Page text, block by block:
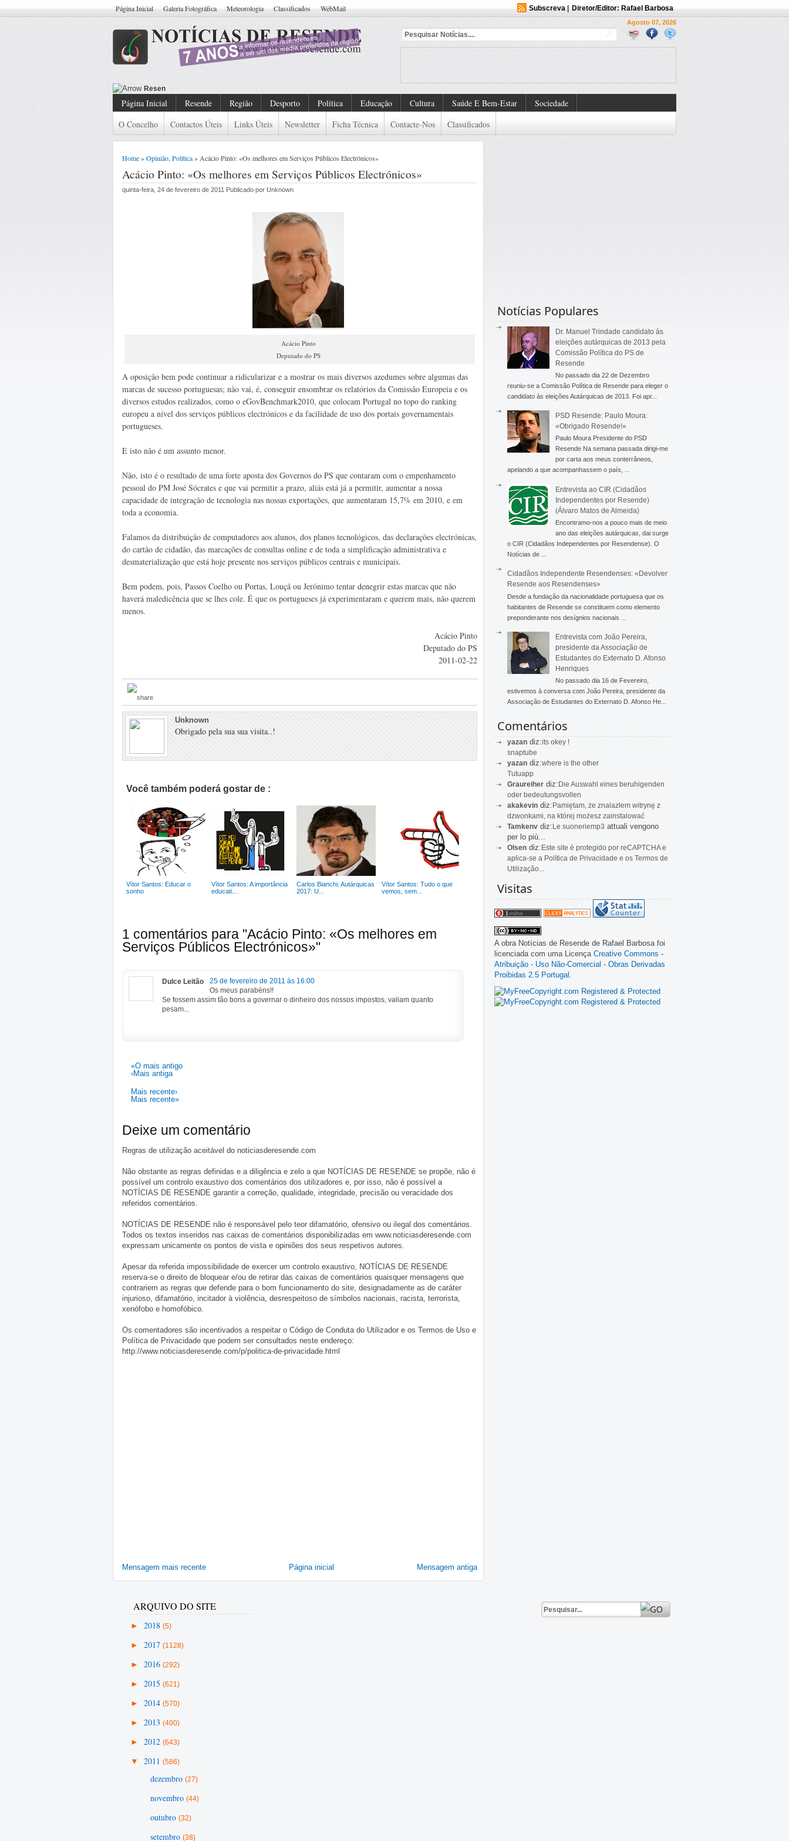
Página Inicial Galeria Fotográfica Meteorologia Classificados WebMail Subscreva| Diretor/Editor: Rafael Barbosa
Agosto 07, 2026
Resende: Detido Cidadão Com Man
Página Inicial Resende Região Desporto Política Educação Cultura Saúde E Bem-Estar
Sociedade
O Concelho
Contactos Úteis Links Úteis Newsletter Ficha Técnica Contacte-Nos Classificados
Home»Opinião Política» Acácio Pinto: «Os melhores em Serviços Públicos Electrónicos»
Acácio Pinto: «Os melhores em Serviços Públicos Electrónicos»
quinta-feira, 24 de fevereiro de 2011 Publicado por Unknown
Acácio Pinto
Deputado do PS
A oposição bem pode continuar a ridicularizar e a mostrar os mais diversos azedumes sobre algumas das
marcas de sucesso portuguesas; não vai, é, conseguir ensombrar os relatórios da Comissão Europeia e os
diversos estudos realizados, como o eGovBenchmark2010, que colocam Portugal no topo do ranking
europeu a nível dos serviços públicos electrónicos e da facilidade de uso dos portais governamentais
portugueses.
E isto não é um assunto menor.
Não, isto é o resultado de uma forte aposta dos Governos do PS que contaram com o empenhamento
pessoal do PM José Sócrates e que vai permitir a prazo, aliás está já a permitir, aumentar a nossa
capacidade de integração de tecnologia nas nossas exportações, que aumentaram 15,7% em 2010, e em
toda a economia.
Falamos da distribuição de computadores aos alunos, dos planos tecnológicos, das declarações electrónicas,
do cartão de cidadão, das marcações de consultas online e de toda a simplificação administrativa e
desmaterialização que está hoje presente nos serviços públicos centrais e municipais.
Bem podem, pois, Passos Coelho ou Portas, Louçã ou Jerónimo tentar denegrir estas marcas que não
haverá maledicência que se lhes cole. É que os portugueses já experimentaram e querem mais, não querem
menos.
Acácio Pinto
Deputado do PS
2011-02-22
Unknown
Obrigado pela sua sua visita..!
Você também poderá gostar de :
Vítor Santos: Educar o
sonho
Vítor Santos: A importância
educati...
Carlos Bianchi: Autárquicas
2017: U...
Vítor Santos: Tudo o que
vemos, sem...
1 comentários para "Acácio Pinto: «Os melhores em
Serviços Públicos Electrónicos»"
Dulce Leitão
25 de fevereiro de 2011 às 16:00
Os meus parabéns!!
Se fossem assim tão bons a governar o dinheiro dos nossos impostos, valiam quanto
pesam...
«O mais antigo
‹Mais antiga
Mais recente›
Mais recente»
Deixe um comentário
Regras de utilização aceitável do noticiasderesende.com
Não obstante as regras definidas e a diligência e zelo a que NOTÍCIAS DE RESENDE se propõe, não é
possível um controlo exaustivo dos comentários dos utilizadores e, por isso, não é possível a
NOTÍCIAS DE RESENDE garantir a correção, qualidade, integridade, precisão ou veracidade dos
referidos comentários.
NOTÍCIAS DE RESENDE não é responsável pelo teor difamatório, ofensivo ou ilegal dos comentários.
Todos os textos inseridos nas caixas de comentários disponibilizadas em www.noticiasderesende.com
expressam unicamente os pontos de vista e opiniões dos seus respetivos autores.
Apesar da referida impossibilidade de exercer um controlo exaustivo, NOTÍCIAS DE RESENDE
reserva-se o direito de bloquear e/ou de retirar das caixas de comentários quaisquer mensagens que
contrariem as regras que defende para o bom funcionamento do site, designadamente as de caráter
injurioso, difamatório, incitador à violência, desrespeitoso de símbolos nacionais, racista, terrorista,
xenófobo e homofóbico.
Os comentadores são incentivados a respeitar o Código de Conduta do Utilizador e os Termos de Uso e
Política de Privacidade que podem ser consultados neste endereço:
http://www.noticiasderesende.com/p/politica-de-privacidade.html
Mensagem mais recente Mensagem antiga
Página inicial
Notícias Populares
Dr. Manuel Trindade candidato às
eleições autárquicas de 2013 pela
Comissão Política do PS de
Resende
No passado dia 22 de Dezembro
reuniu-se a Comissão Política de Resende para eleger o
candidato às eleições Autárquicas de 2013. Foi apr...
PSD Resende: Paulo Moura:
«Obrigado Resende!»
Paulo Moura Presidente do PSD
Resende Na semana passada dirigi-me
por carta aos meus conterrâneos,
apelando a que acompanhassem o país, ...
Entrevista ao CIR (Cidadãos
Independentes por Resende)
(Álvaro Matos de Almeida)
Encontramo-nos a pouco mais de meio
ano das eleições autárquicas, dai surge
o CIR (Cidadãos Independentes por Resendense). O
Notícias de ...
Cidadãos Independente Resendenses: «Devolver
Resende aos Resendenses»
Desde a fundação da nacionalidade portuguesa que os
habitantes de Resende se constituem como elemento
preponderante nos desígnios nacionais ...
Entrevista com João Pereira,
presidente da Associação de
Estudantes do Externato D. Afonso
Henriques
No passado dia 16 de Fevereiro,
estivemos à conversa com João Pereira, presidente da
Associação de Estudantes do Externato D. Afonso He...
Comentários
yazan diz:its okey !
snaptube
yazan diz:where is the other
Tutuapp
Graureiher diz:Die Auswahl eines beruhigenden
oder bedeutungsvollen
akakevin diz:Pamiętam, że znalazłem witrynę z
dzwonkami, na której możesz zainstalować
Tamkenv diz:Le suoneriemp3 attuali vengono
per lo più...
Olsen diz:Este site é protegido por reCAPTCHA e
aplica-se a Política de Privacidade e os Termos de
Utilização...
Visitas
A obra Notícias de Resende de Rafael Barbosa foi
licenciada com uma Licença Creative Commons -
Atribuição - Uso Não-Comercial - Obras Derivadas
Proibidas 2.5 Portugal
ARQUIVO DO SITE
► 2018 (5)
► 2017 (1128)
► 2016 (292)
► 2015 (621)
► 2014 (570)
► 2013 (400)
► 2012 (643)
▼ 2011 (586)
dezembro (27)
novembro (44)
outubro (32)
setembro (38)